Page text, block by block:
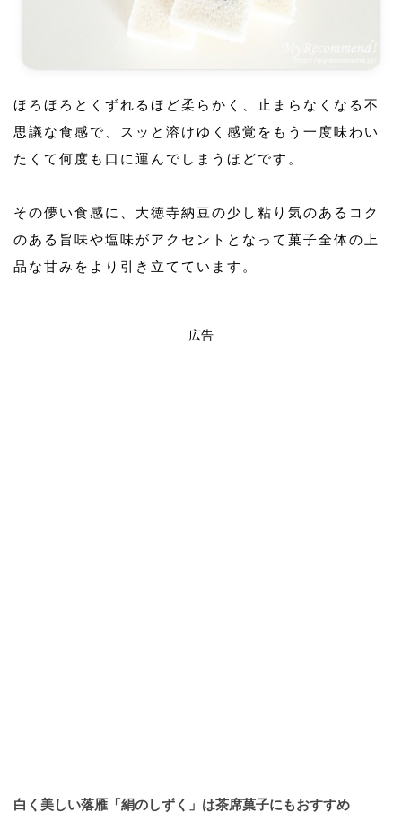
ほろほろとくずれるほど柔らかく、止まらなくなる不
思議な食感で、スッと溶けゆく感覚をもう一度味わい
たくて何度も口に運んでしまうほどです。
その儚い食感に、大徳寺納豆の少し粘り気のあるコク
のある旨味や塩味がアクセントとなって菓子全体の上
品な甘みをより引き立てています。
広告
白く美しい落雁「絹のしずく」は茶席菓子にもおすすめ